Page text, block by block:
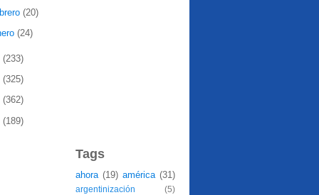
(20)
(24)
(233)
(325)
(362)
(189)
Tags
ahora (19) américa (31)
argentinización (5)